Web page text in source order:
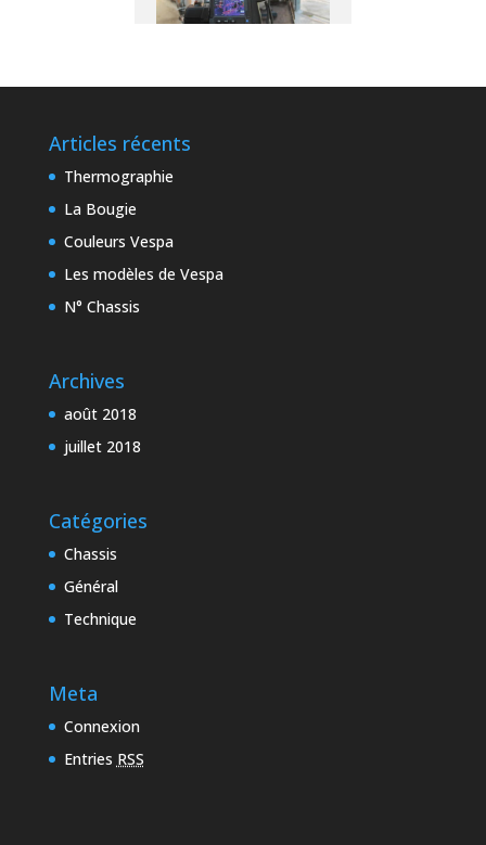
Articles récents
Thermographie
La Bougie
Couleurs Vespa
Les modèles de Vespa
N° Chassis
Archives
août 2018
juillet 2018
Catégories
Chassis
Général
Technique
Meta
Connexion
Entries RSS